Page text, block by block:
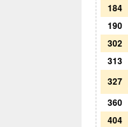
184
190
302
313
327
360
404